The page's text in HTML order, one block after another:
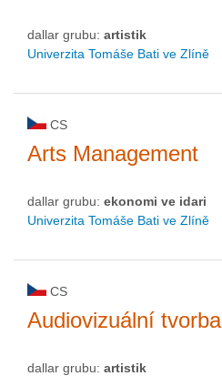
dallar grubu: artistik
Univerzita Tomáše Bati ve Zlíně
CS
Arts Management
dallar grubu: ekonomi ve idari
Univerzita Tomáše Bati ve Zlíně
CS
Audiovizuální tvorba
dallar grubu: artistik